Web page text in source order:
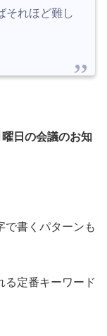
それほど難し
日の会議のお知
で書くパターンも
る定番キーワード